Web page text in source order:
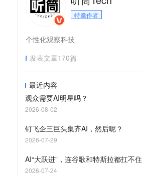
特邀作者
个性化观察科技
发表文章170篇
最近内容
观众需要AI明星吗？
2026-08-02
钉飞企三巨头集齐AI，然后呢？
2026-07-29
AI“大跃进”，连谷歌和特斯拉都扛不住
2026-07-24